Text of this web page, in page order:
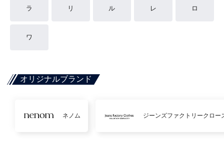
ラ リ ル レ ロ
ワ
オリジナルブランド
ネノム ジーンズファクトリークロー